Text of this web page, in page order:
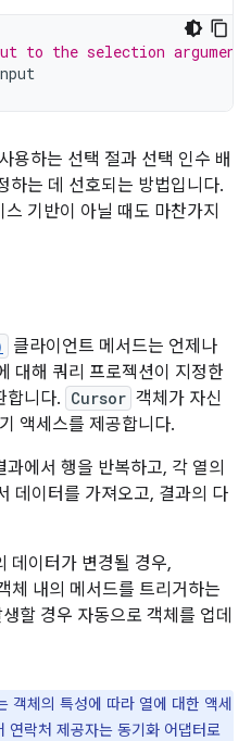
to the selection argument
용하는 선택 절과 선택 인수 배
하는 데 선호되는 방법입니다.
기반이 아닐 때도 마찬가지
클라이언트 메서드는 언제나
대해 쿼리 프로젝션이 지정한
합니다. Cursor 객체가 자신
액세스를 제공합니다.
에서 행을 반복하고, 각 열의
데이터를 가져오고, 결과의 다
데이터가 변경될 경우,
체 내의 메서드를 트리거하는
할 경우 자동으로 객체를 업데
객체의 특성에 따라 열에 대한 액세
연락처 제공자는 동기화 어댑터로